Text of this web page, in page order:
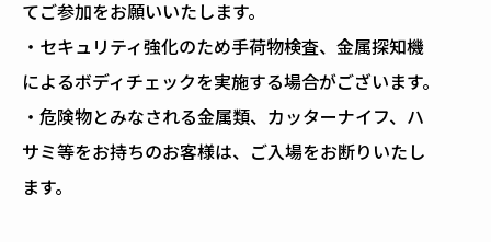
てご参加をお願いいたします。
・セキュリティ強化のため手荷物検査、金属探知機
によるボディチェックを実施する場合がございます。
・危険物とみなされる金属類、カッターナイフ、ハ
サミ等をお持ちのお客様は、ご入場をお断りいたし
ます。